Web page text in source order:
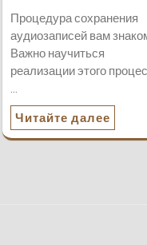
Процедура сохранения
аудиозаписей вам
Важно научиться
реализации этого
…
Читайте далее